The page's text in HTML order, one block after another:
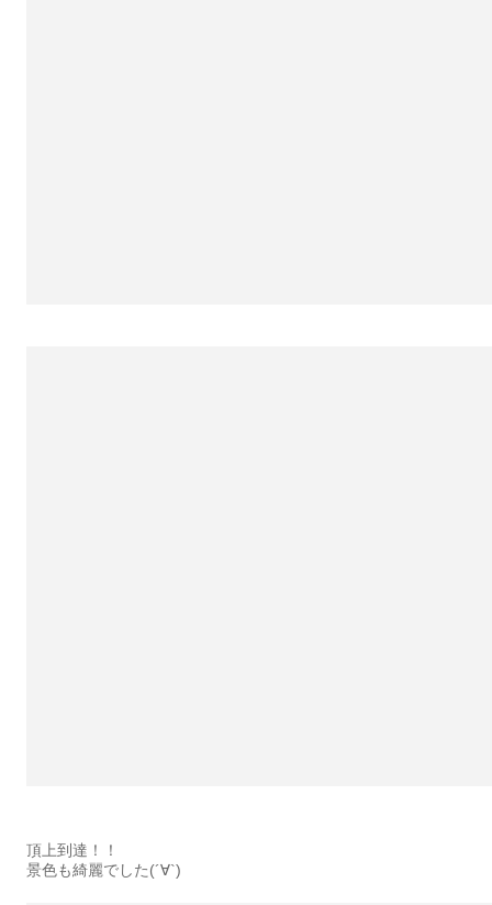
頂上到達！！
景色も綺麗でした(´∀`)